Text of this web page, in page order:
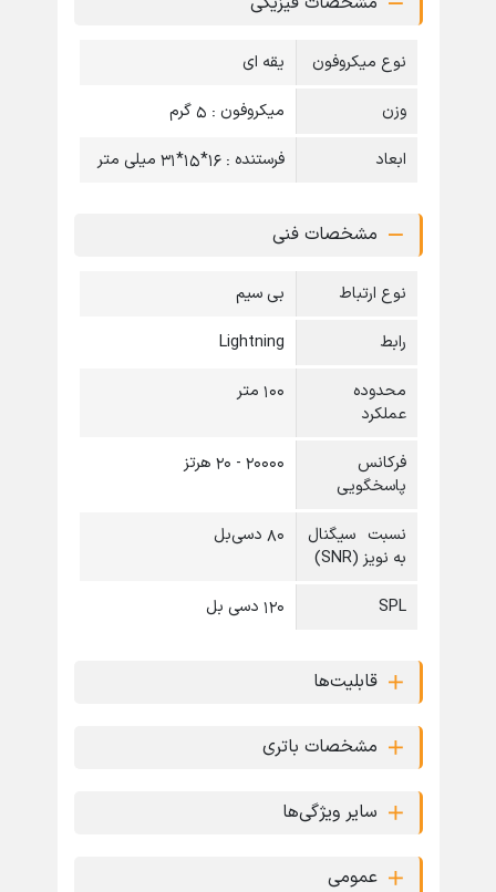
نوع میکروفون یقه ای
وزن میکروفون : 5 گرم
ابعاد فرستنده : 16*15*31 میلی متر
مشخصات فنی
نوع ارتباط بی سیم
رابط Lightning
محدوده
عملکرد
100 متر
فرکانس
پاسخگویی
۲۰۰۰۰ - ۲۰ هرتز
نسبت سیگنال
به نویز (SNR)
80 دسی‌بل
SPL 120 دسی بل
قابلیت‌ها
مشخصات باتری
سایر ویژگی‌ها
عمومی